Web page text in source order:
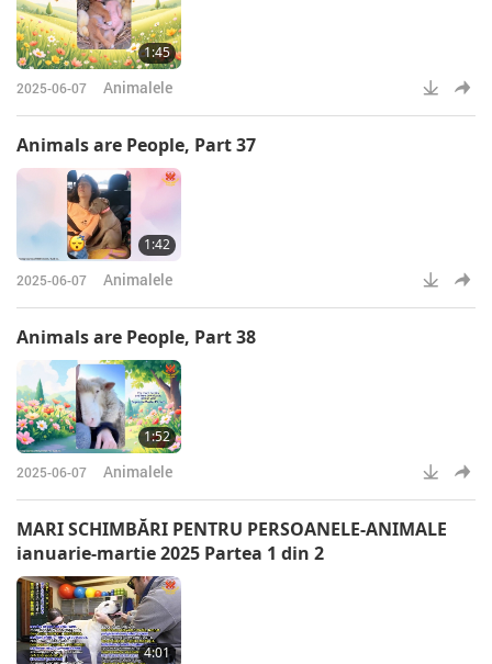
1:45
2025-06-07 Animalele
Animals are People, Part 37
1:42
2025-06-07 Animalele
Animals are People, Part 38
1:52
2025-06-07 Animalele
MARI SCHIMBĂRI PENTRU PERSOANELE-ANIMALE
ianuarie-martie 2025 Partea 1 din 2
4:01